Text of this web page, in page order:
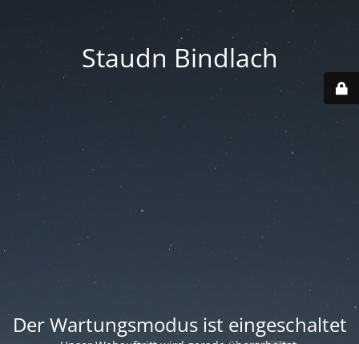
Staudn Bindlach
Der Wartungsmodus ist eingeschaltet